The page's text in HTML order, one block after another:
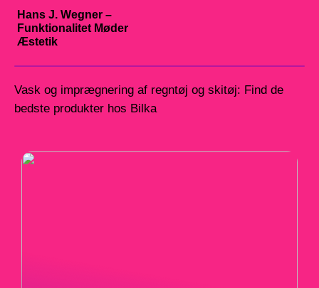
Hans J. Wegner –
Funktionalitet Møder
Æstetik
Vask og imprægnering af regntøj og skitøj: Find de
bedste produkter hos Bilka